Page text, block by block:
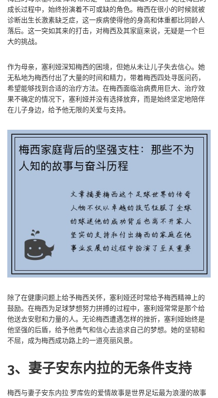
成长过程中，始终扮演着不可或缺的角色。梅西在很小的时候就被
诊断出生长激素缺乏症，这一疾病使得他的身高和体重都比同龄人
落后。这一突如其来的打击，对梅西及其家庭来说，无疑是一个巨
大的挑战。
作为母亲，塞利娅深知梅西的困境，但她从未让儿子失去信心。她
无私地为梅西付出了大量的时间和精力，带着梅西四处寻医问药，
希望能够找到合适的治疗方法。在梅西面临治病费用巨大、治疗效
果不确定的情况下，塞利娅并没有选择放弃，而是始终坚定地陪伴
在儿子身边，给予他无限的关爱与支持。
除了在健康问题上给予梅西关怀，塞利娅还时常给予梅西精神上的
鼓励。在梅西为足球梦想努力拼搏的过程中，塞利娅常常是那个给
他送去安慰和力量的人。无论梅西遭遇怎样的挫折，塞利娅始终是
他坚强的后盾，给予他勇气和信心去追求自己的梦想。她的坚韧和
不屈，成为梅西成功路上的一道亮丽风景。
3、妻子安东内拉的无条件支持
梅西与妻子安东内拉·罗库佐的爱情故事是世界足坛最为浪漫的故事